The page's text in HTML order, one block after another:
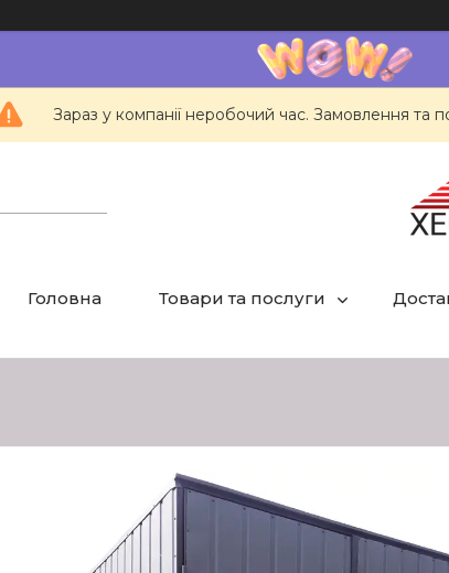
Зараз у компанії неробочий час. Замовлення та
Головна Товари та послуги